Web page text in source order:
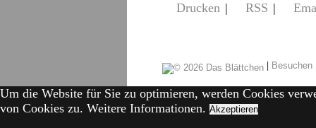
Drucken | RSS |
|
Um die Website für Sie zu optimieren, werden Cookies
von Cookies zu. Weitere Informationen. Akzeptieren